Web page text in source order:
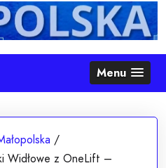
Menu
/
Widłowe z OneLift –